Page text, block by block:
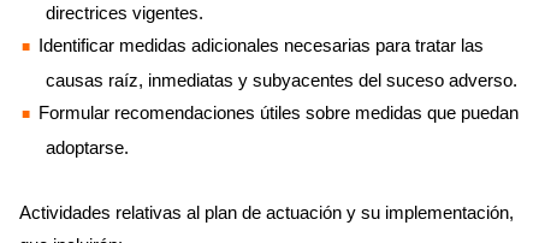
directrices vigentes.
Identificar medidas adicionales necesarias para tratar las
causas raíz, inmediatas y subyacentes del suceso adverso.
Formular recomendaciones útiles sobre medidas que puedan
adoptarse.
Actividades relativas al plan de actuación y su implementación,